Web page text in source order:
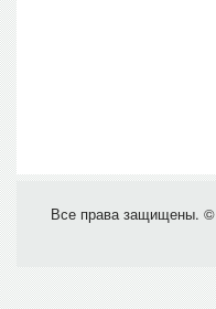
Все права защищены. ©